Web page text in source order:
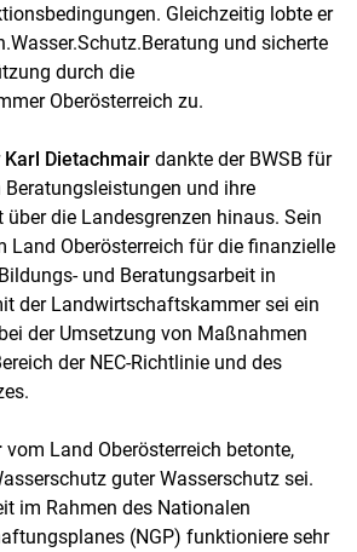
Gleichzeitig lobte er
und sicherte
durch die
Oberösterreich zu.
Karl Dietachmairdankte der BWSB für
und ihre
die Landesgrenzen hinaus. Sein
Land Oberösterreich für die finanzielle
und Beratungsarbeit in
der Landwirtschaftskammer sei ein
der Umsetzung von Maßnahmen
der NEC-Richtlinie und des
vom Land Oberösterreich betonte,
guter Wasserschutz sei.
im Rahmen des Nationalen
(NGP) funktioniere sehr